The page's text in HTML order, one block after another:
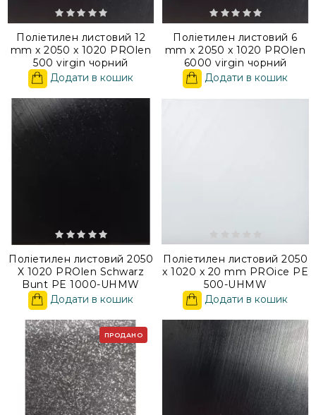
Поліетилен листовий 12
mm x 2050 x 1020 PROlen
500 virgin чорний
Додати в кошик
Поліетилен листовий 6
mm x 2050 x 1020 PROlen
6000 virgin чорний
Додати в кошик
Поліетилен листовий 2050
X 1020 PROlen Schwarz
Bunt PE 1000-UHMW
Додати в кошик
Поліетилен листовий 2050
x 1020 x 20 mm PROice PE
500-UHMW
Додати в кошик
ПРОДАНО